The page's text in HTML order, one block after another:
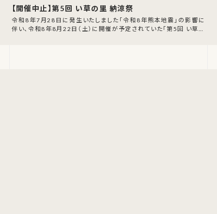
【開催中止】第5回 い草の里 納涼祭
令和8年7月28日に発生いたしました「令和8年熊本地震」の影響に
伴い、令和8年8月22日（土）に開催が予定されていた「第5回 い草の